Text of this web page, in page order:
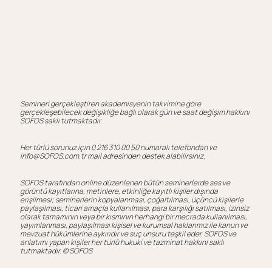
Semineri gerçekleştiren akademisyenin takvimine göre
gerçekleşebilecek değişikliğe bağlı olarak gün ve saat değişim hakkını
SOFOS saklı tutmaktadır.
Her türlü sorunuz için 0 216 310 00 50 numaralı telefondan ve
info@SOFOS.com.tr mail adresinden destek alabilirsiniz.
SOFOS tarafından online düzenlenen bütün seminerlerde ses ve
görüntü kayıtlarına, metinlere, etkinliğe kayıtlı kişiler dışında
erişilmesi; seminerlerin kopyalanması, çoğaltılması, üçüncü kişilerle
paylaşılması, ticari amaçla kullanılması, para karşılığı satılması, izinsiz
olarak tamamının veya bir kısmının herhangi bir mecrada kullanılması,
yayımlanması, paylaşılması kişisel ve kurumsal haklarımız ile kanun ve
mevzuat hükümlerine aykırıdır ve suç unsuru teşkil eder. SOFOS ve
anlatımı yapan kişiler her türlü hukuki ve tazminat hakkını saklı
tutmaktadır. ©️ SOFOS